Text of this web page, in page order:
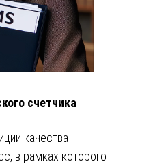
счетчика
качества
в рамках которого